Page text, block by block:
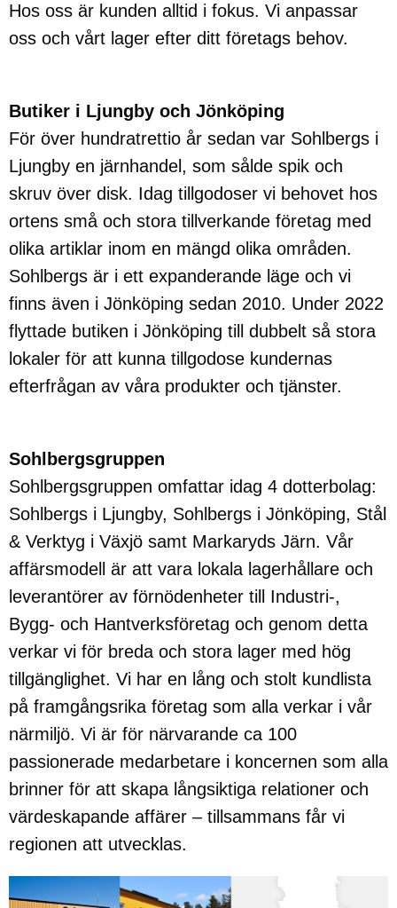
Hos oss är kunden alltid i fokus. Vi anpassar
oss och vårt lager efter ditt företags behov.
Butiker i Ljungby och Jönköping
För över hundratrettio år sedan var Sohlbergs i
Ljungby en järnhandel, som sålde spik och
skruv över disk. Idag tillgodoser vi behovet hos
ortens små och stora tillverkande företag med
olika artiklar inom en mängd olika områden.
Sohlbergs är i ett expanderande läge och vi
finns även i Jönköping sedan 2010. Under 2022
flyttade butiken i Jönköping till dubbelt så stora
lokaler för att kunna tillgodose kundernas
efterfrågan av våra produkter och tjänster.
Sohlbergsgruppen
Sohlbergsgruppen omfattar idag 4 dotterbolag:
Sohlbergs i Ljungby, Sohlbergs i Jönköping, Stål
& Verktyg i Växjö samt Markaryds Järn. Vår
affärsmodell är att vara lokala lagerhållare och
leverantörer av förnödenheter till Industri-,
Bygg- och Hantverksföretag och genom detta
verkar vi för breda och stora lager med hög
tillgänglighet. Vi har en lång och stolt kundlista
på framgångsrika företag som alla verkar i vår
närmiljö. Vi är för närvarande ca 100
passionerade medarbetare i koncernen som alla
brinner för att skapa långsiktiga relationer och
värdeskapande affärer – tillsammans får vi
regionen att utvecklas.